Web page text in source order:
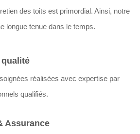
des toits est primordial. Ainsi, notre
longue tenue dans le temps.
qualité
réalisées avec expertise par
qualifiés.
Assurance